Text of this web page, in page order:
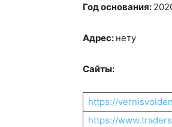
Год основания:
Адрес: нету
Сайты:
https://
https://